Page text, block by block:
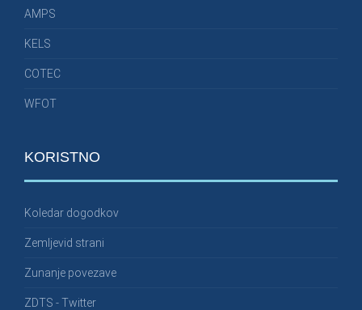
AMPS
KELS
COTEC
WFOT
KORISTNO
Koledar dogodkov
Zemljevid strani
Zunanje povezave
ZDTS - Twitter